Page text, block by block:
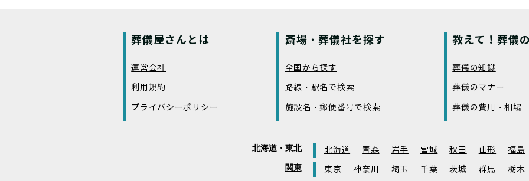
葬儀屋さんとは
運営会社
利用規約
プライバシーポリシー
斎場・葬儀社を探す
全国から探す
路線・駅名で検索
施設名・郵便番号で検索
教えて！葬儀
葬儀の知識
葬儀のマナー
葬儀の費用・相場
北海道・東北 北海道 青森 岩手 宮城 秋田 山形 福島
関東 東京 神奈川 埼玉 千葉 茨城 群馬 栃木